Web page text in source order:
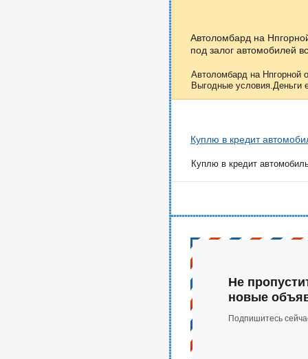
Автоломбард на
под залог автомобилей
Автоломбард на Нпгорной
Выгодные условия.Деньги
Куплю в кредит
Куплю в кредит
Не
новые
Подпишитесь